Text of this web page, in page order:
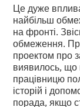
Це дуже
найбільш
на фронті.
обмеження.
проектом про
виявилось, що
працівницю
історій і
порада, якщо